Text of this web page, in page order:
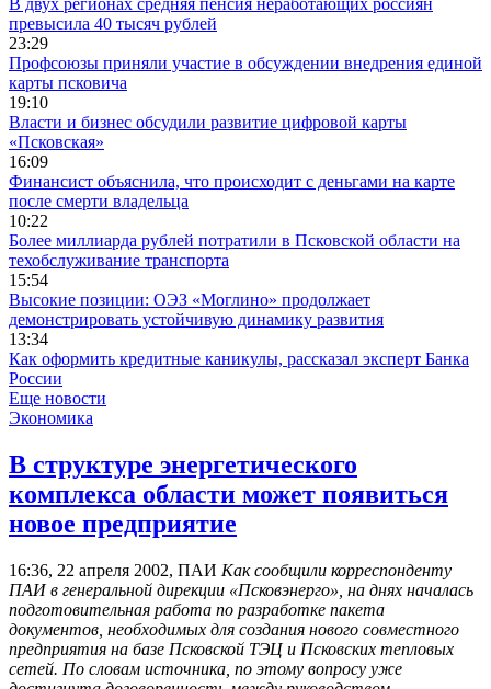
В двух регионах средняя пенсия неработающих россиян
превысила 40 тысяч рублей
23:29
Профсоюзы приняли участие в обсуждении внедрения единой
карты псковича
19:10
Власти и бизнес обсудили развитие цифровой карты
«Псковская»
16:09
Финансист объяснила, что происходит с деньгами на карте
после смерти владельца
10:22
Более миллиарда рублей потратили в Псковской области на
техобслуживание транспорта
15:54
Высокие позиции: ОЭЗ «Моглино» продолжает
демонстрировать устойчивую динамику развития
13:34
Как оформить кредитные каникулы, рассказал эксперт Банка
России
Еще новости
Экономика
В структуре энергетического
комплекса области может появиться
новое предприятие
16:36, 22 апреля 2002, ПАИ Как сообщили корреспонденту
ПАИ в генеральной дирекции «Псковэнерго», на днях началась
подготовительная работа по разработке пакета
документов, необходимых для создания нового совместного
предприятия на базе Псковской ТЭЦ и Псковских тепловых
сетей. По словам источника, по этому вопросу уже